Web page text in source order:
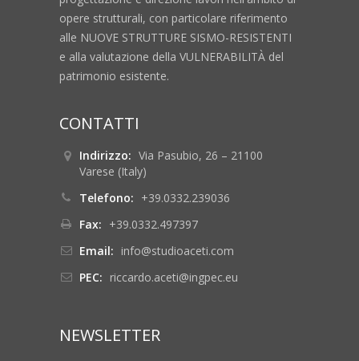
opere strutturali, con particolare riferimento
alle NUOVE STRUTTURE SISMO-RESISTENTI
e alla valutazione della VULNERABILITÀ del
patrimonio esistente.
CONTATTI
Indirizzo: Via Pasubio, 26 – 21100
Varese (Italy)
Telefono: +39.0332.239036
Fax: +39.0332.497397
Email: info@studioaceti.com
PEC: riccardo.aceti@ingpec.eu
NEWSLETTER